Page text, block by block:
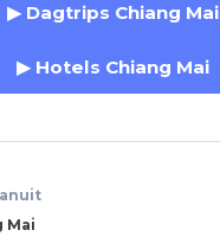
▶ Dagtrips Chiang Mai
▶ Hotels Chiang Mai
Mai